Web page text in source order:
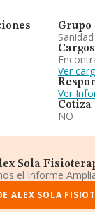
Grupo
Sanidad
Cargos
Ver
Ver
Cotiza
NO
Sola
el Informe
ALEX SOLA